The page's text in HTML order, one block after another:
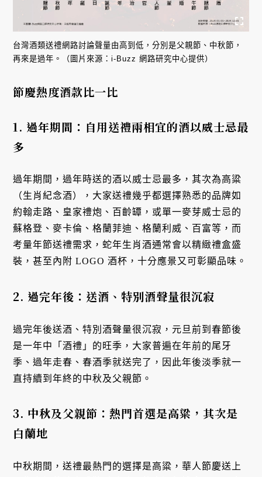
台灣酒類送禮網路討論聲量由高到低，分別是父親節、中秋節，
再來是過年。（圖片來源：i-Buzz 網路研究中心提供）
節慶熱度酒款比一比
1. 過年期間：自用送禮兩相宜的酒以威士忌最
多
過年期間，過年時送的酒以威士忌最多，其次為高粱
（生肖紀念酒），大家送禮幾乎都選擇熟悉的品牌如
約翰走路、皇家禮炮、百齡罈，或單一麥芽威士忌的
蘇格登、麥卡倫、格蘭菲迪、格蘭利威、百富等，而
考量年節送禮需求，蛇年生肖酒通常會以精緻禮盒盛
裝，甚至內附 LOGO 酒杯，十分應景又可彰顯品味。
2. 過完年後：送酒、特別酒聲量很沉寂
過完年後送酒、特別酒聲量很沉寂，元旦前到春節後
是一年中「酒禮」的旺季，大家普遍在年前的尾牙
季、過年走春、春酒季就送完了，因此年後淡季就一
直持續到年終的中秋及父親節。
3. 中秋及父親節：熱門首選是高粱，其次是
白蘭地
中秋期間，送禮最熱門的選擇是高粱，華人節慶送上